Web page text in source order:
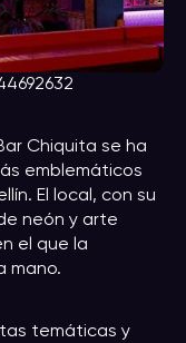
Chiquita se ha
emblemáticos
El local, con su
neón y arte
el que la
mano.
temáticas y